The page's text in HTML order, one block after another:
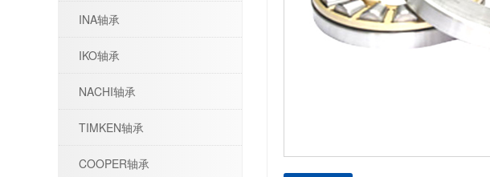
INA轴承
IKO轴承
NACHI轴承
TIMKEN轴承
COOPER轴承